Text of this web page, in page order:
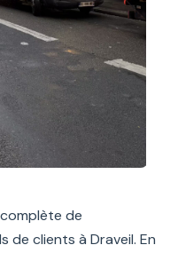
de
clients à Draveil. En